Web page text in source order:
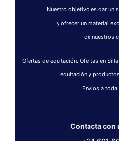
Nuestro objetivo es dar un
y ofrecer un material
de nuestros
Ofertas de equitación. Ofertas en
equitación y
Envíos a toda
Contacta con